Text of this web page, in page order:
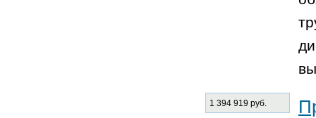
1 394 919 руб.